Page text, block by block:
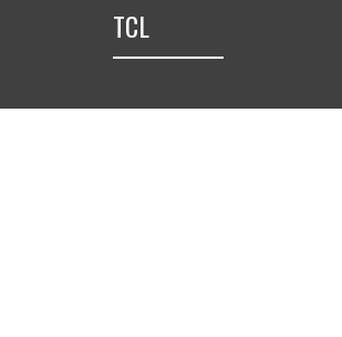
TCL